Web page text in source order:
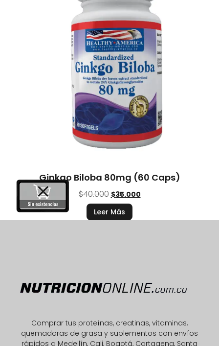
Ginkgo Biloba 80mg (60 Caps)
$40.000 $35.000
Leer Más
Comprar tus proteínas, creatinas, vitaminas,
quemadoras de grasa y suplementos con envíos
rápidos a Medellín, Cali, Bogotá, Cartagena, Santa